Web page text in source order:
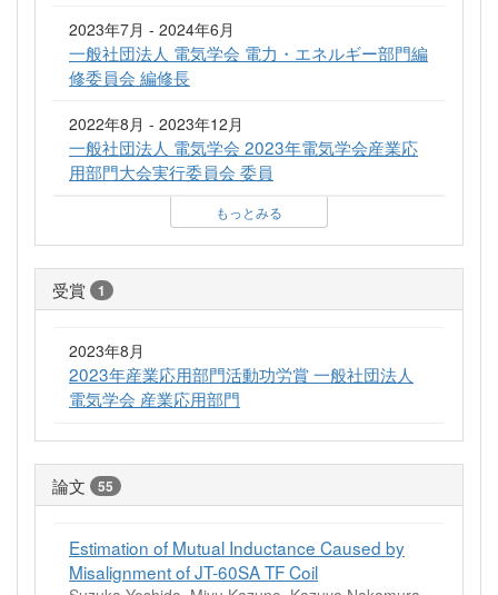
2023年7月 - 2024年6月
一般社団法人 電気学会 電力・エネルギー部門編
修委員会 編修長
2022年8月 - 2023年12月
一般社団法人 電気学会 2023年電気学会産業応
用部門大会実行委員会 委員
もっとみる
受賞 1
2023年8月
2023年産業応用部門活動功労賞 一般社団法人
電気学会 産業応用部門
論文 55
Estimation of Mutual Inductance Caused by
Misalignment of JT-60SA TF Coil